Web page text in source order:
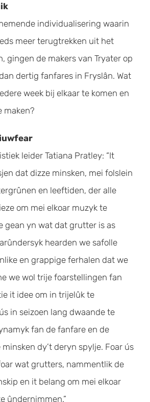
individualisering waarin
meer terugtrekken uit het
gingen de makers van Tryater op
dertig fanfares in Fryslân. Wat
week bij elkaar te komen en
maken?
leider Tatiana Pratley: “It
dat dizze minsken, mei folslein
en leeftiden, der alle
om mei elkoar muzyk te
gean yn wat dat grutter is as
hearden we safolle
en grappige ferhalen dat we
we wol trije foarstellingen fan
it idee om in trijelûk te
in seizoen lang dwaande te
fan de fanfare en de
dy’t deryn spylje. Foar ús
wat grutters, nammentlik de
en it belang om mei elkoar
ûndernimmen.”